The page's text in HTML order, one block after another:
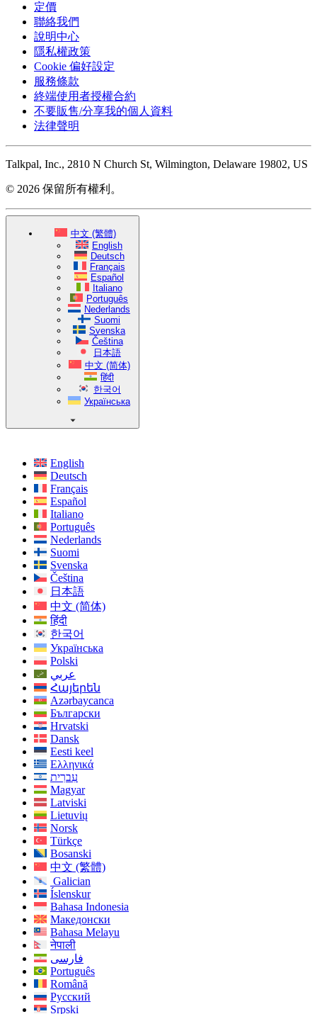
定價
聯絡我們
說明中心
隱私權政策
Cookie 偏好設定
服務條款
終端使用者授權合約
不要販售/分享我的個人資料
法律聲明
Talkpal, Inc., 2810 N Church St, Wilmington, Delaware 19802, US
© 2026 保留所有權利。
中文 (繁體)
English
Deutsch
Français
Español
Italiano
Português
Nederlands
Suomi
Svenska
Čeština
日本語
中文 (简体)
हिंदी
한국어
Українська
English
Deutsch
Français
Español
Italiano
Português
Nederlands
Suomi
Svenska
Čeština
日本語
中文 (简体)
हिंदी
한국어
Українська
Polski
عربي
Հայերեն
Azərbaycanca
Български
Hrvatski
Dansk
Eesti keel
Ελληνικά
עִברִית
Magyar
Latviski
Lietuvių
Norsk
Türkçe
Bosanski
中文 (繁體)
Galician
Íslenskur
Bahasa Indonesia
Македонски
Bahasa Melayu
नेपाली
فارسی
Português
Română
Русский
Srpski